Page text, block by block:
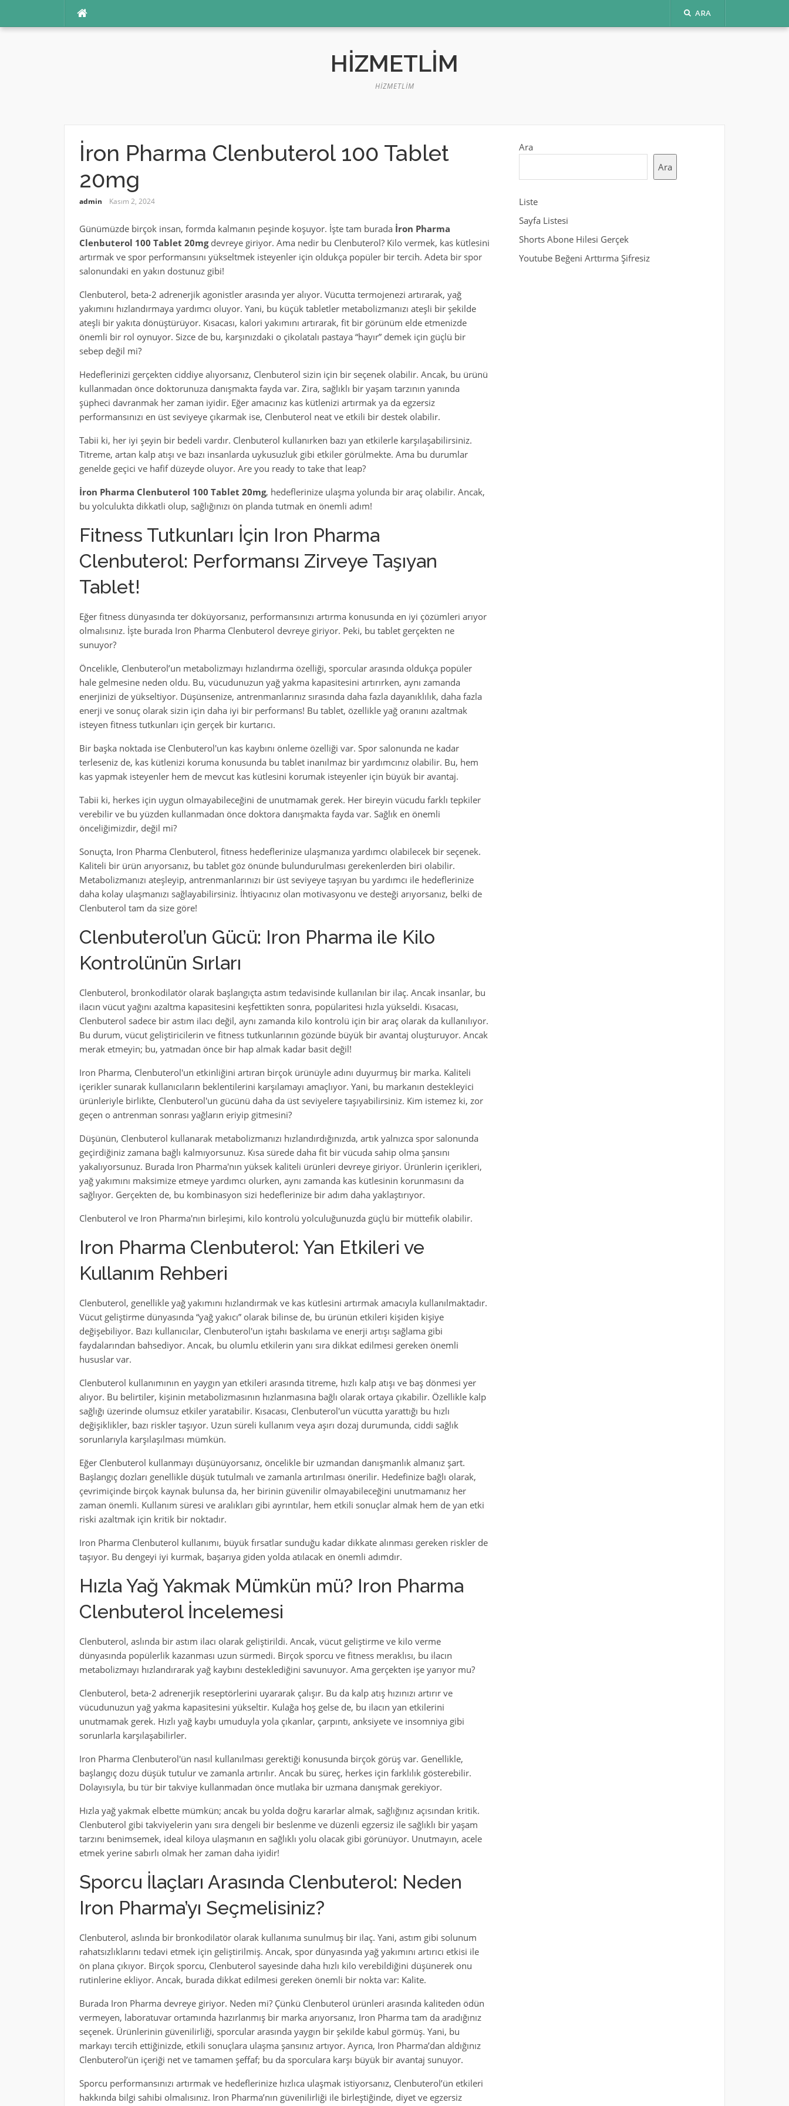
ARA
HIZMETLIM
HIZMETLIM
İron Pharma Clenbuterol 100 Tablet
20mg
admin Kasım 2, 2024
Günümüzde birçok insan, formda kalmanın peşinde koşuyor. İşte tam burada İron Pharma
Clenbuterol 100 Tablet 20mgdevreye giriyor. Ama nedir bu Clenbuterol? Kilo vermek, kas kütlesini
artırmak ve spor performansını yükseltmek isteyenler için oldukça popüler bir tercih. Adeta bir spor
salonundaki en yakın dostunuz gibi!
Clenbuterol, beta-2 adrenerjik agonistler arasında yer alıyor. Vücutta termojenezi artırarak, yağ
yakımını hızlandırmaya yardımcı oluyor. Yani, bu küçük tabletler metabolizmanızı ateşli bir şekilde
ateşli bir yakıta dönüştürüyor. Kısacası, kalori yakımını artırarak, fit bir görünüm elde etmenizde
önemli bir rol oynuyor. Sizce de bu, karşınızdaki o çikolatalı pastaya “hayır” demek için güçlü bir
sebep değil mi?
Hedeflerinizi gerçekten ciddiye alıyorsanız, Clenbuterol sizin için bir seçenek olabilir. Ancak, bu ürünü
kullanmadan önce doktorunuza danışmakta fayda var. Zira, sağlıklı bir yaşam tarzının yanında
şüpheci davranmak her zaman iyidir. Eğer amacınız kas kütlenizi artırmak ya da egzersiz
performansınızı en üst seviyeye çıkarmak ise, Clenbuterol neat ve etkili bir destek olabilir.
Tabii ki, her iyi şeyin bir bedeli vardır. Clenbuterol kullanırken bazı yan etkilerle karşılaşabilirsiniz.
Titreme, artan kalp atışı ve bazı insanlarda uykusuzluk gibi etkiler görülmekte. Ama bu durumlar
genelde geçici ve hafif düzeyde oluyor. Are you ready to take that leap?
İron Pharma Clenbuterol 100 Tablet 20mg, hedeflerinize ulaşma yolunda bir araç olabilir. Ancak,
bu yolculukta dikkatli olup, sağlığınızı ön planda tutmak en önemli adım!
Fitness Tutkunları İçin Iron Pharma
Clenbuterol: Performansı Zirveye Taşıyan
Tablet!
Eğer fitness dünyasında ter döküyorsanız, performansınızı artırma konusunda en iyi çözümleri arıyor
olmalısınız. İşte burada Iron Pharma Clenbuterol devreye giriyor. Peki, bu tablet gerçekten ne
sunuyor?
Öncelikle, Clenbuterol’un metabolizmayı hızlandırma özelliği, sporcular arasında oldukça popüler
hale gelmesine neden oldu. Bu, vücudunuzun yağ yakma kapasitesini artırırken, aynı zamanda
enerjinizi de yükseltiyor. Düşünsenize, antrenmanlarınız sırasında daha fazla dayanıklılık, daha fazla
enerji ve sonuç olarak sizin için daha iyi bir performans! Bu tablet, özellikle yağ oranını azaltmak
isteyen fitness tutkunları için gerçek bir kurtarıcı.
Bir başka noktada ise Clenbuterol'un kas kaybını önleme özelliği var. Spor salonunda ne kadar
terleseniz de, kas kütlenizi koruma konusunda bu tablet inanılmaz bir yardımcınız olabilir. Bu, hem
kas yapmak isteyenler hem de mevcut kas kütlesini korumak isteyenler için büyük bir avantaj.
Tabii ki, herkes için uygun olmayabileceğini de unutmamak gerek. Her bireyin vücudu farklı tepkiler
verebilir ve bu yüzden kullanmadan önce doktora danışmakta fayda var. Sağlık en önemli
önceliğimizdir, değil mi?
Sonuçta, Iron Pharma Clenbuterol, fitness hedeflerinize ulaşmanıza yardımcı olabilecek bir seçenek.
Kaliteli bir ürün arıyorsanız, bu tablet göz önünde bulundurulması gerekenlerden biri olabilir.
Metabolizmanızı ateşleyip, antrenmanlarınızı bir üst seviyeye taşıyan bu yardımcı ile hedeflerinize
daha kolay ulaşmanızı sağlayabilirsiniz. İhtiyacınız olan motivasyonu ve desteği arıyorsanız, belki de
Clenbuterol tam da size göre!
Clenbuterol’un Gücü: Iron Pharma ile Kilo
Kontrolünün Sırları
Clenbuterol, bronkodilatör olarak başlangıçta astım tedavisinde kullanılan bir ilaç. Ancak insanlar, bu
ilacın vücut yağını azaltma kapasitesini keşfettikten sonra, popülaritesi hızla yükseldi. Kısacası,
Clenbuterol sadece bir astım ilacı değil, aynı zamanda kilo kontrolü için bir araç olarak da kullanılıyor.
Bu durum, vücut geliştiricilerin ve fitness tutkunlarının gözünde büyük bir avantaj oluşturuyor. Ancak
merak etmeyin; bu, yatmadan önce bir hap almak kadar basit değil!
Iron Pharma, Clenbuterol'un etkinliğini artıran birçok ürünüyle adını duyurmuş bir marka. Kaliteli
içerikler sunarak kullanıcıların beklentilerini karşılamayı amaçlıyor. Yani, bu markanın destekleyici
ürünleriyle birlikte, Clenbuterol'un gücünü daha da üst seviyelere taşıyabilirsiniz. Kim istemez ki, zor
geçen o antrenman sonrası yağların eriyip gitmesini?
Düşünün, Clenbuterol kullanarak metabolizmanızı hızlandırdığınızda, artık yalnızca spor salonunda
geçirdiğiniz zamana bağlı kalmıyorsunuz. Kısa sürede daha fit bir vücuda sahip olma şansını
yakalıyorsunuz. Burada Iron Pharma'nın yüksek kaliteli ürünleri devreye giriyor. Ürünlerin içerikleri,
yağ yakımını maksimize etmeye yardımcı olurken, aynı zamanda kas kütlesinin korunmasını da
sağlıyor. Gerçekten de, bu kombinasyon sizi hedeflerinize bir adım daha yaklaştırıyor.
Clenbuterol ve Iron Pharma'nın birleşimi, kilo kontrolü yolculuğunuzda güçlü bir müttefik olabilir.
Iron Pharma Clenbuterol: Yan Etkileri ve
Kullanım Rehberi
Clenbuterol, genellikle yağ yakımını hızlandırmak ve kas kütlesini artırmak amacıyla kullanılmaktadır.
Vücut geliştirme dünyasında “yağ yakıcı” olarak bilinse de, bu ürünün etkileri kişiden kişiye
değişebiliyor. Bazı kullanıcılar, Clenbuterol'un iştahı baskılama ve enerji artışı sağlama gibi
faydalarından bahsediyor. Ancak, bu olumlu etkilerin yanı sıra dikkat edilmesi gereken önemli
hususlar var.
Clenbuterol kullanımının en yaygın yan etkileri arasında titreme, hızlı kalp atışı ve baş dönmesi yer
alıyor. Bu belirtiler, kişinin metabolizmasının hızlanmasına bağlı olarak ortaya çıkabilir. Özellikle kalp
sağlığı üzerinde olumsuz etkiler yaratabilir. Kısacası, Clenbuterol'un vücutta yarattığı bu hızlı
değişiklikler, bazı riskler taşıyor. Uzun süreli kullanım veya aşırı dozaj durumunda, ciddi sağlık
sorunlarıyla karşılaşılması mümkün.
Eğer Clenbuterol kullanmayı düşünüyorsanız, öncelikle bir uzmandan danışmanlık almanız şart.
Başlangıç dozları genellikle düşük tutulmalı ve zamanla artırılması önerilir. Hedefinize bağlı olarak,
çevrimiçinde birçok kaynak bulunsa da, her birinin güvenilir olmayabileceğini unutmamanız her
zaman önemli. Kullanım süresi ve aralıkları gibi ayrıntılar, hem etkili sonuçlar almak hem de yan etki
riski azaltmak için kritik bir noktadır.
Iron Pharma Clenbuterol kullanımı, büyük fırsatlar sunduğu kadar dikkate alınması gereken riskler de
taşıyor. Bu dengeyi iyi kurmak, başarıya giden yolda atılacak en önemli adımdır.
Hızla Yağ Yakmak Mümkün mü? Iron Pharma
Clenbuterol İncelemesi
Clenbuterol, aslında bir astım ilacı olarak geliştirildi. Ancak, vücut geliştirme ve kilo verme
dünyasında popülerlik kazanması uzun sürmedi. Birçok sporcu ve fitness meraklısı, bu ilacın
metabolizmayı hızlandırarak yağ kaybını desteklediğini savunuyor. Ama gerçekten işe yarıyor mu?
Clenbuterol, beta-2 adrenerjik reseptörlerini uyararak çalışır. Bu da kalp atış hızınızı artırır ve
vücudunuzun yağ yakma kapasitesini yükseltir. Kulağa hoş gelse de, bu ilacın yan etkilerini
unutmamak gerek. Hızlı yağ kaybı umuduyla yola çıkanlar, çarpıntı, anksiyete ve insomniya gibi
sorunlarla karşılaşabilirler.
Iron Pharma Clenbuterol'ün nasıl kullanılması gerektiği konusunda birçok görüş var. Genellikle,
başlangıç dozu düşük tutulur ve zamanla artırılır. Ancak bu süreç, herkes için farklılık gösterebilir.
Dolayısıyla, bu tür bir takviye kullanmadan önce mutlaka bir uzmana danışmak gerekiyor.
Hızla yağ yakmak elbette mümkün; ancak bu yolda doğru kararlar almak, sağlığınız açısından kritik.
Clenbuterol gibi takviyelerin yanı sıra dengeli bir beslenme ve düzenli egzersiz ile sağlıklı bir yaşam
tarzını benimsemek, ideal kiloya ulaşmanın en sağlıklı yolu olacak gibi görünüyor. Unutmayın, acele
etmek yerine sabırlı olmak her zaman daha iyidir!
Sporcu İlaçları Arasında Clenbuterol: Neden
Iron Pharma’yı Seçmelisiniz?
Clenbuterol, aslında bir bronkodilatör olarak kullanıma sunulmuş bir ilaç. Yani, astım gibi solunum
rahatsızlıklarını tedavi etmek için geliştirilmiş. Ancak, spor dünyasında yağ yakımını artırıcı etkisi ile
ön plana çıkıyor. Birçok sporcu, Clenbuterol sayesinde daha hızlı kilo verebildiğini düşünerek onu
rutinlerine ekliyor. Ancak, burada dikkat edilmesi gereken önemli bir nokta var: Kalite.
Burada Iron Pharma devreye giriyor. Neden mi? Çünkü Clenbuterol ürünleri arasında kaliteden ödün
vermeyen, laboratuvar ortamında hazırlanmış bir marka arıyorsanız, Iron Pharma tam da aradığınız
seçenek. Ürünlerinin güvenilirliği, sporcular arasında yaygın bir şekilde kabul görmüş. Yani, bu
markayı tercih ettiğinizde, etkili sonuçlara ulaşma şansınız artıyor. Ayrıca, Iron Pharma’dan aldığınız
Clenbuterol’ün içeriği net ve tamamen şeffaf; bu da sporculara karşı büyük bir avantaj sunuyor.
Sporcu performansınızı artırmak ve hedeflerinize hızlıca ulaşmak istiyorsanız, Clenbuterol’ün etkileri
hakkında bilgi sahibi olmalısınız. Iron Pharma’nın güvenilirliği ile birleştiğinde, diyet ve egzersiz
Ara
Ara
Liste
Sayfa Listesi
Shorts Abone Hilesi Gerçek
Youtube Beğeni Arttırma Şifresiz